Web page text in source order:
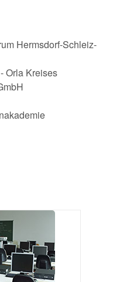
Hermsdorf-Schleiz-
Orla Kreises